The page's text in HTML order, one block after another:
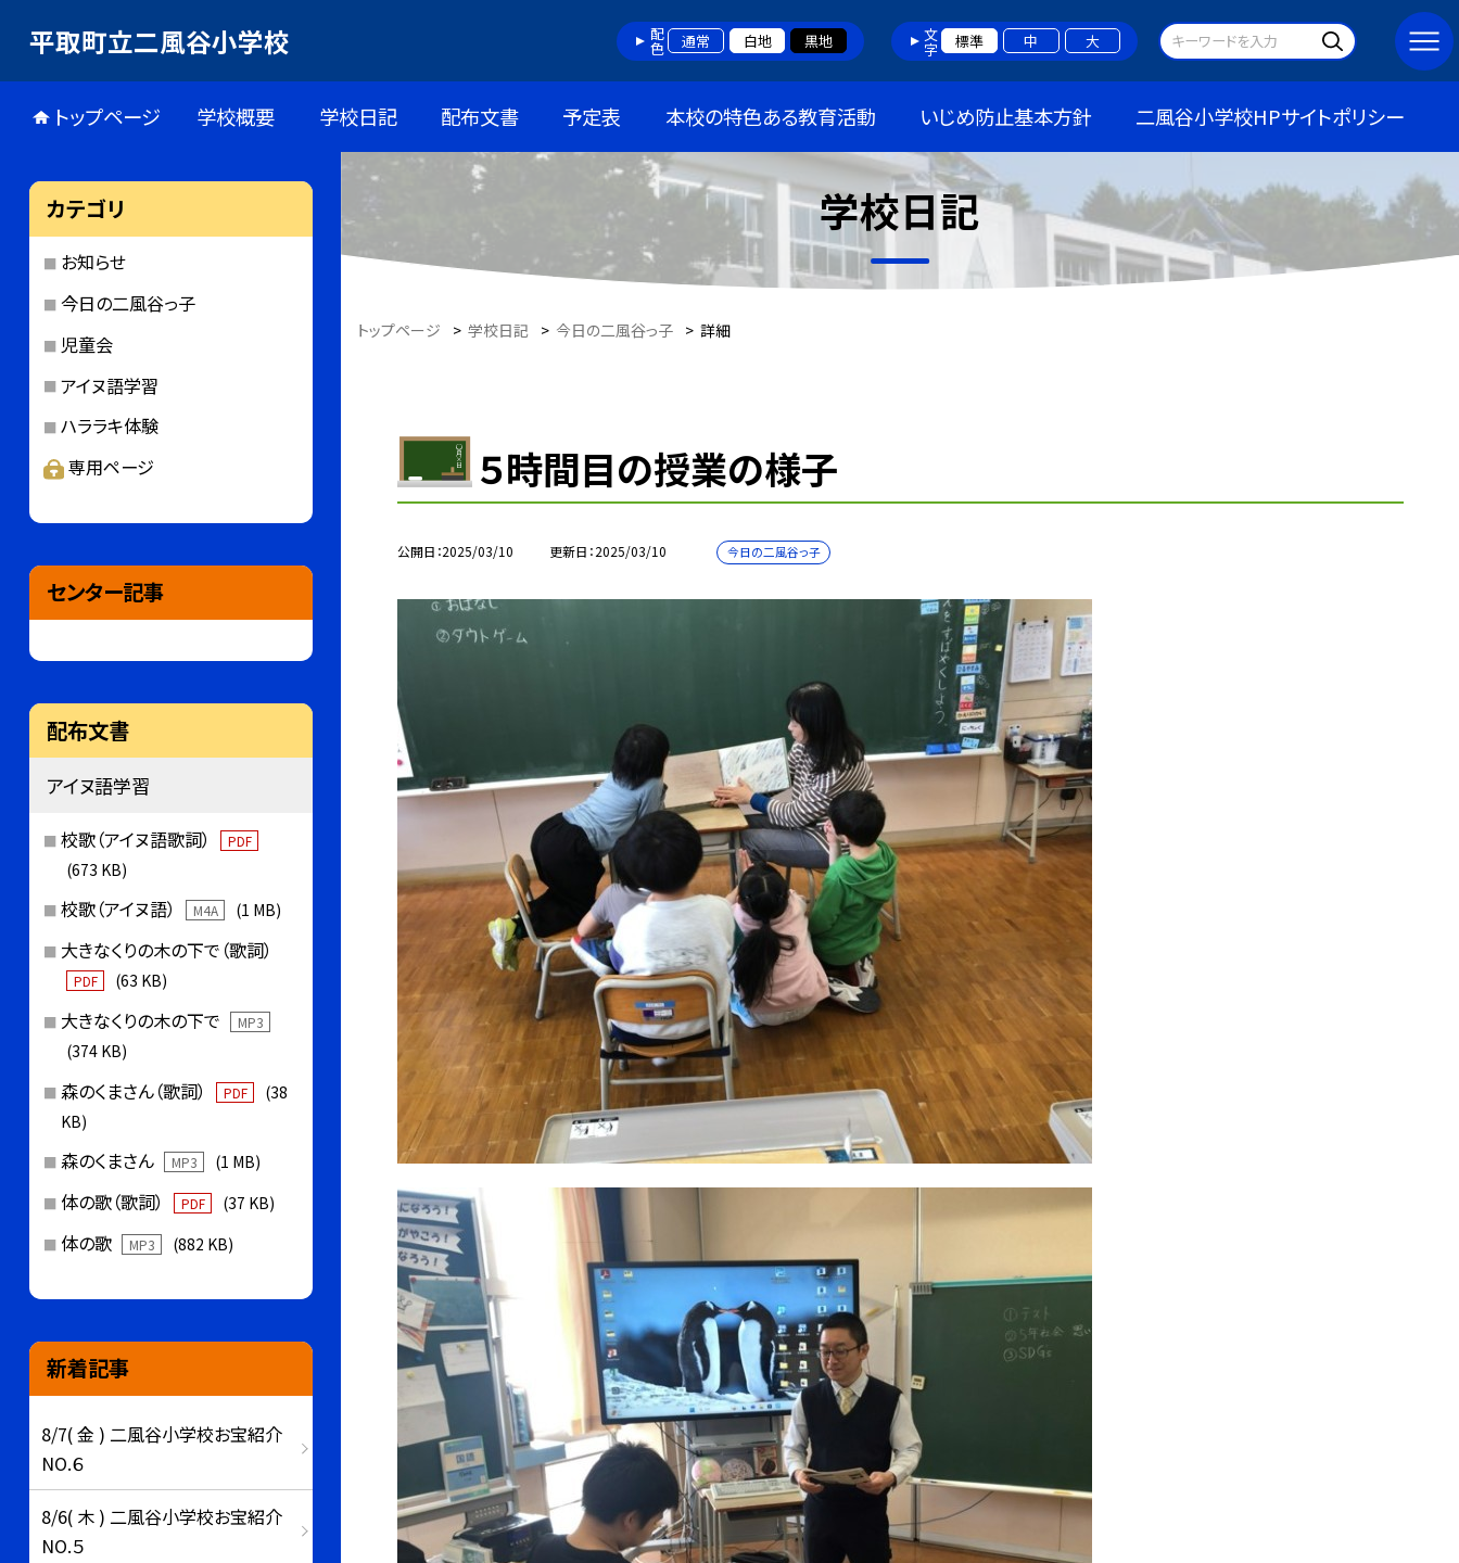
平取町立二風谷小学校 配色 通常 白地 黒地 文字 標準 中 大
トップページ 学校概要 学校日記 配布文書 予定表 本校の特色ある教育活動 いじめ防止基本方針 二風谷小学校HPサイトポリシー
学校日記
トップページ > 学校日記 > 今日の二風谷っ子 > 詳細
５時間目の授業の様子
公開日 2025/03/10 更新日 2025/03/10 今日の二風谷っ子
カテゴリ
お知らせ
今日の二風谷っ子
児童会
アイヌ語学習
ハララキ体験
専用ページ
センター記事
配布文書
アイヌ語学習
校歌（アイヌ語歌詞） PDF
(673 KB)
校歌（アイヌ語） M4A (1 MB)
大きなくりの木の下で（歌詞）
PDF (63 KB)
大きなくりの木の下で MP3
(374 KB)
森のくまさん（歌詞） PDF
(38
KB)
森のくまさん MP3 (1 MB)
体の歌（歌詞） PDF (37 KB)
体の歌 MP3 (882 KB)
新着記事
8/7( 金 ) 二風谷小学校お宝紹介
NO.６
8/6( 木 ) 二風谷小学校お宝紹介
NO.５